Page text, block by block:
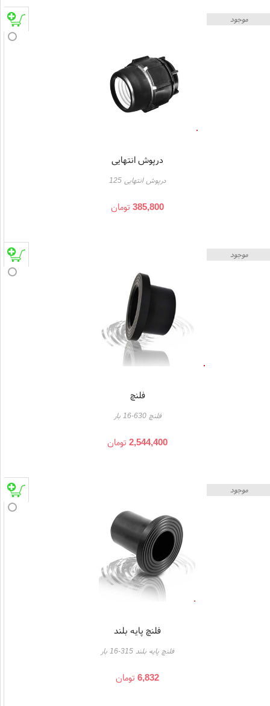
موجود
درپوش انتهایی
درپوش انتهایی 125
385,800تومان
موجود
فلنچ
فلنچ 630-16 بار
2,544,400تومان
موجود
فلنچ پایه بلند
فلنچ پایه بلند 315-16 بار
6,832تومان